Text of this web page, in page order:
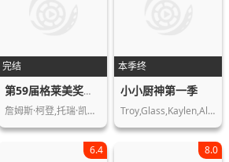
完结
第59届格莱美奖颁奖典礼
詹姆斯·柯登,托瑞·凯利,Lady,Gag…
本季终
小小厨神第一季
Troy,Glass,Kaylen,Alfred,Jewels,Gold
6.4 8.0